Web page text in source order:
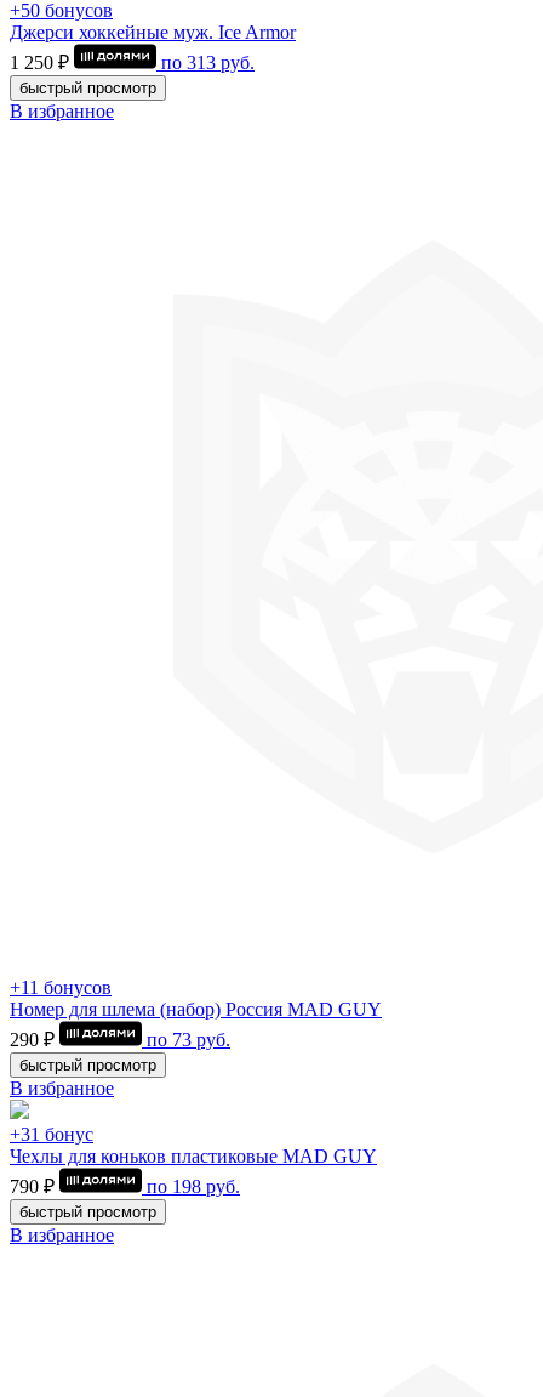
+50 бонусов
Джерси хоккейные муж. Ice Armor
1 250 ₽
по 313 руб.
быстрый просмотр
В избранное
+11 бонусов
Номер для шлема (набор) Россия MAD GUY
290 ₽
по 73 руб.
быстрый просмотр
В избранное
+31 бонус
Чехлы для коньков пластиковые MAD GUY
790 ₽
по 198 руб.
быстрый просмотр
В избранное